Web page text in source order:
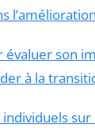
évaluer son
à la
sur